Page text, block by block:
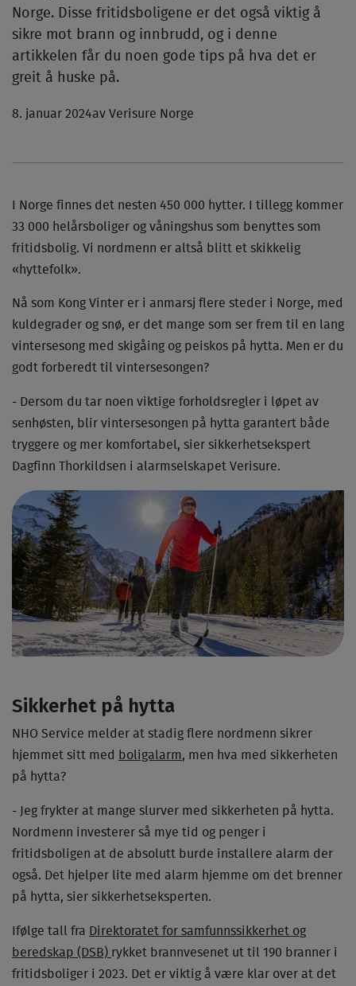
Norge. Disse fritidsboligene er det også viktig å
sikre mot brann og innbrudd, og i denne
artikkelen får du noen gode tips på hva det er
greit å huske på.
8. januar 2024av Verisure Norge
I Norge finnes det nesten 450 000 hytter. I tillegg kommer
33 000 helårsboliger og våningshus som benyttes som
fritidsbolig. Vi nordmenn er altså blitt et skikkelig
«hyttefolk».
Nå som Kong Vinter er i anmarsj flere steder i Norge, med
kuldegrader og snø, er det mange som ser frem til en lang
vintersesong med skigåing og peiskos på hytta. Men er du
godt forberedt til vintersesongen?
- Dersom du tar noen viktige forholdsregler i løpet av
senhøsten, blir vintersesongen på hytta garantert både
tryggere og mer komfortabel, sier sikkerhetsekspert
Dagfinn Thorkildsen i alarmselskapet Verisure.
Sikkerhet på hytta
NHO Service melder at stadig flere nordmenn sikrer
hjemmet sitt med
boligalarm, men hva med sikkerheten
på hytta?
- Jeg frykter at mange slurver med sikkerheten på hytta.
Nordmenn investerer så mye tid og penger i
fritidsboligen at de absolutt burde installere alarm der
også. Det hjelper lite med alarm hjemme om det brenner
på hytta, sier sikkerhetseksperten.
Ifølge tall fra Direktoratet for samfunnssikkerhet og
beredskap (DSB) rykket brannvesenet ut til 190 branner i
fritidsboliger i 2023. Det er viktig å være klar over at det